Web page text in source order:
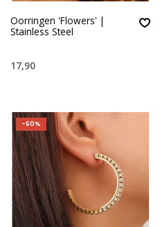
Oorringen 'Flowers' |
Stainless Steel
17,90
-60%